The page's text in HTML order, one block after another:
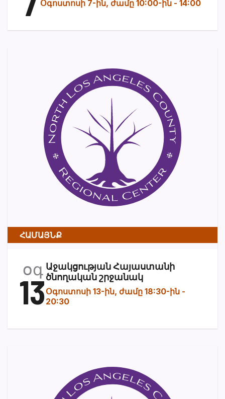
Օգոստոսի 7-ին, ժամը 10:00-ին - 14:00
ՀԱՄԱՅՆՔ
օգ
13
Աջակցության Հայաստանի
ծնողական շրջանակ
Օգոստոսի 13-ին, ժամը 18:30-ին -
20:30